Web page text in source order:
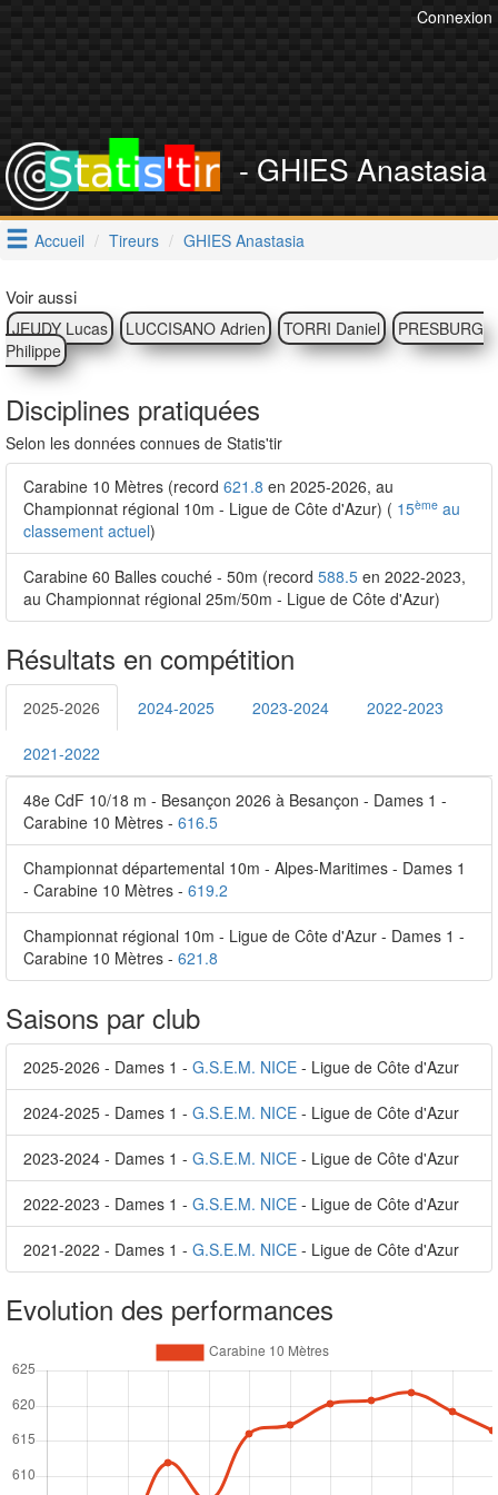
Connexion
- GHIES Anastasia
Accueil Tireurs GHIES Anastasia
Voir aussi
JEUDY Lucas LUCCISANO Adrien TORRI Daniel
PRESBURG
Philippe
Disciplines pratiquées
Selon les données connues de Statis'tir
Carabine 10 Mètres (record 621.8 en 2025-2026, au
Championnat régional 10m - Ligue de Côte d'Azur) ( 15ème au
classement actuel)
Carabine 60 Balles couché - 50m (record 588.5 en 2022-2023,
au Championnat régional 25m/50m - Ligue de Côte d'Azur)
Résultats en compétition
2025-2026 2024-2025 2023-2024 2022-2023
2021-2022
48e CdF 10/18 m - Besançon 2026 à Besançon - Dames 1 -
Carabine 10 Mètres - 616.5
Championnat départemental 10m - Alpes-Maritimes - Dames 1
- Carabine 10 Mètres - 619.2
Championnat régional 10m - Ligue de Côte d'Azur - Dames 1 -
Carabine 10 Mètres - 621.8
Saisons par club
2025-2026 - Dames 1 - G.S.E.M. NICE - Ligue de Côte d'Azur
2024-2025 - Dames 1 - G.S.E.M. NICE - Ligue de Côte d'Azur
2023-2024 - Dames 1 - G.S.E.M. NICE - Ligue de Côte d'Azur
2022-2023 - Dames 1 - G.S.E.M. NICE - Ligue de Côte d'Azur
2021-2022 - Dames 1 - G.S.E.M. NICE - Ligue de Côte d'Azur
Evolution des performances